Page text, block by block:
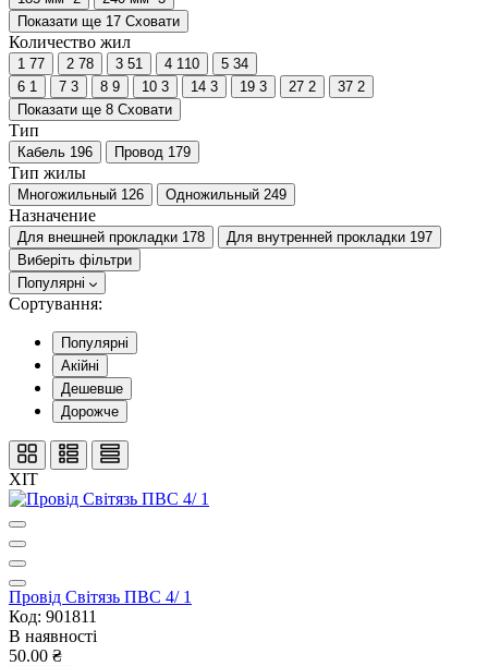
Показати ще 17 Сховати
Количество жил
1 77 2 78 3 51 4 110 5 34
6 1 7 3 8 9 10 3 14 3 19 3 27 2 37 2
Показати ще 8 Сховати
Тип
Кабель 196 Провод 179
Тип жилы
Многожильный 126 Одножильный 249
Назначение
Для внешней прокладки 178 Для внутренней прокладки 197
Виберіть фільтри
Популярні
Сортування:
Популярні
Акійні
Дешевше
Дорожче
ХІТ
Провід Світязь ПВС 4/ 1
Код: 901811
В наявності
50.00 ₴